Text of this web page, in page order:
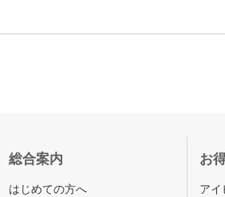
総合案内
はじめての方へ
お
アイ